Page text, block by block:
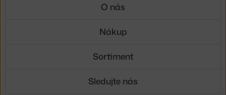
O nás
Nákup
Sortiment
Sledujte nás